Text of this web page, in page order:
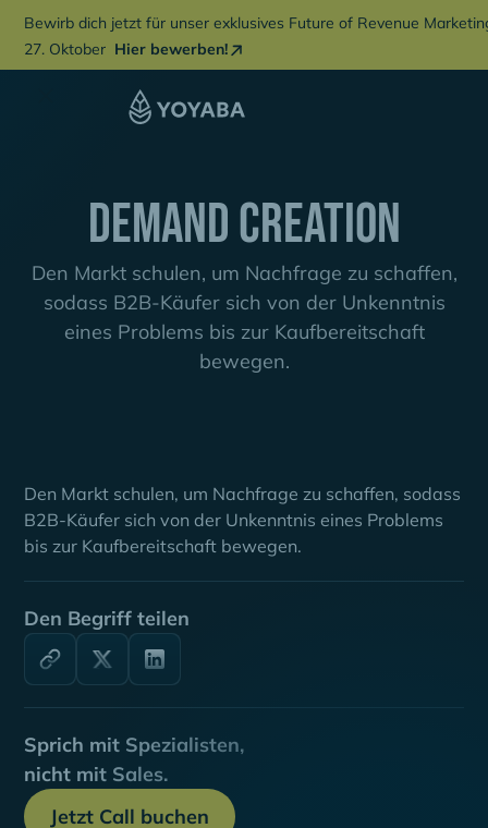
Bewirb dich jetzt für unser exklusives Future of Revenue
27. Oktober Hier bewerben!
Demand Creation
Den Markt schulen, um Nachfrage zu schaffen,
sodass B2B-Käufer sich von der Unkenntnis
eines Problems bis zur Kaufbereitschaft
bewegen.
Den Begriff teilen
Sprich mit Spezialisten,
nicht mit Sales.
Jetzt Call buchen
Den Markt schulen, um Nachfrage zu schaffen, sodass
B2B-Käufer sich von der Unkenntnis eines Problems
bis zur Kaufbereitschaft bewegen.